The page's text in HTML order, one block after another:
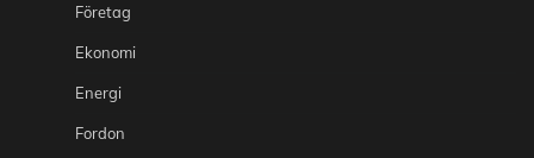
Företag
Ekonomi
Energi
Fordon